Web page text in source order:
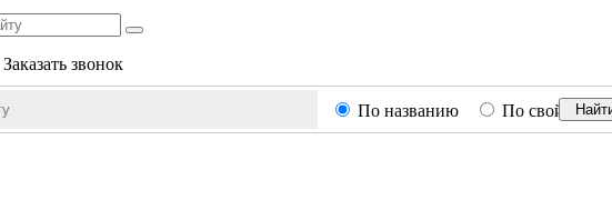
Заказать звонок
По названию По свойствам